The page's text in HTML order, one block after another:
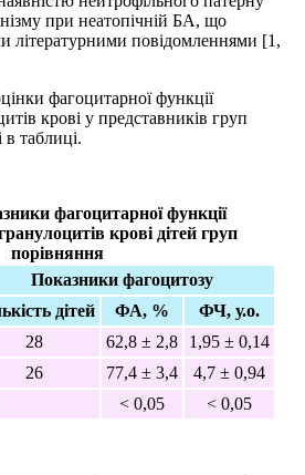
при неатопічній БА, що
літературними повідомленнями [1,
фагоцитарної функції
крові у представників груп
в таблиці.
фагоцитарної функції
крові дітей груп
порівняння
Показники фагоцитозу
дітей
ФА, %
ФЧ, у.о.
28 62,8 ± 2,8
1,95 ± 0,14
26 77,4 ± 3,4
4,7 ± 0,94
< 0,05 < 0,05